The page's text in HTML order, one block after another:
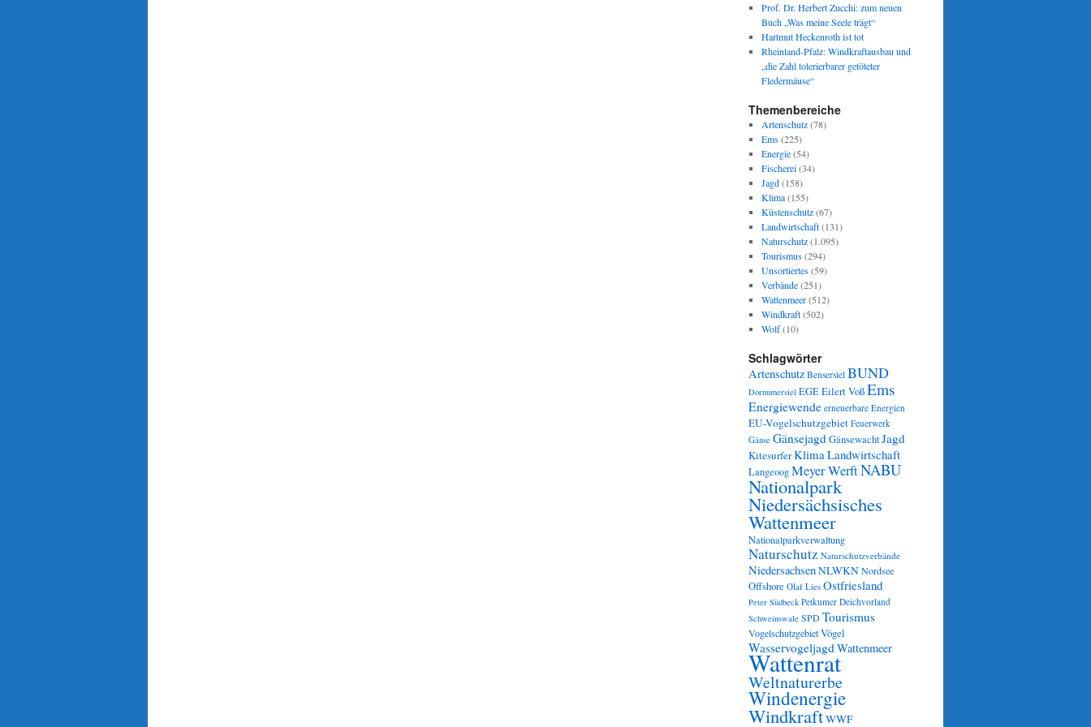
Prof. Dr. Herbert Zucchi: zum neuen
Buch „Was meine Seele trägt“
Hartmut Heckenroth ist tot
Rheinland-Pfalz: Windkraftausbau und
„die Zahl tolerierbarer getöteter
Fledermäuse“
Themenbereiche
Artenschutz(78)
Ems(225)
Energie(54)
Fischerei(34)
Jagd(158)
Klima(155)
Küstenschutz(67)
Landwirtschaft(131)
Naturschutz(1.095)
Tourismus(294)
Unsortiertes(59)
Verbände(251)
Wattenmeer(512)
Windkraft(502)
Wolf(10)
Schlagwörter
Artenschutz Bensersiel BUND
Dornumersiel EGEEilert VoßEms
Energiewende erneuerbare Energien
EU-Vogelschutzgebiet Feuerwerk
Gänse GänsejagdGänsewachtJagd
KitesurferKlimaLandwirtschaft
LangeoogMeyer WerftNABU
Nationalpark
Niedersächsisches
Wattenmeer
Nationalparkverwaltung
Naturschutz Naturschutzverbände
NiedersachsenNLWKNNordsee
Offshore Olaf Lies Ostfriesland
Peter Südbeck Petkumer Deichvorland
Schweinswale SPDTourismus
VogelschutzgebietVögel
WasservogeljagdWattenmeer
Wattenrat
Weltnaturerbe
Windenergie
WindkraftWWF